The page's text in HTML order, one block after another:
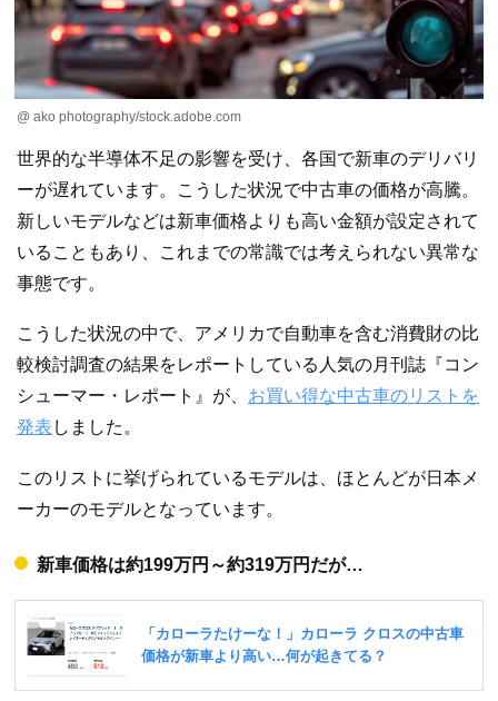
@ ako photography/stock.adobe.com
世界的な半導体不足の影響を受け、各国で新車のデリバリ
ーが遅れています。こうした状況で中古車の価格が高騰。
新しいモデルなどは新車価格よりも高い金額が設定されて
いることもあり、これまでの常識では考えられない異常な
事態です。
こうした状況の中で、アメリカで自動車を含む消費財の比
較検討調査の結果をレポートしている人気の月刊誌『コン
シューマー・レポート』が、 お買い得な中古車のリストを
発表 しました。
このリストに挙げられているモデルは、ほとんどが日本メ
ーカーのモデルとなっています。
新車価格は約199万円～約319万円だが…